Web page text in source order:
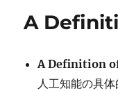
A
A Definition
人工知能の具